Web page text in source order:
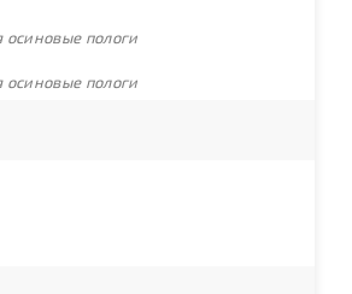
осиновые пологи
осиновые пологи